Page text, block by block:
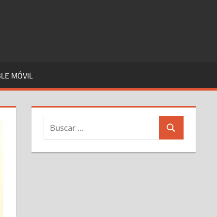
MÓVIL
Buscar:
Buscar